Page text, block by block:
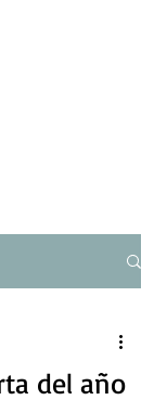
del año